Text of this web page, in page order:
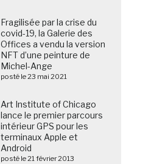
Fragilisée par la crise du
covid-19, la Galerie des
Offices a vendu la version
NFT d’une peinture de
Michel-Ange
posté le 23 mai 2021
Art Institute of Chicago
lance le premier parcours
intérieur GPS pour les
terminaux Apple et
Android
posté le 21 février 2013